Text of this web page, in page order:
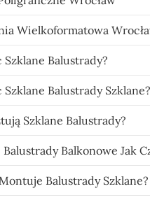
Wielkoformatowa
Szklane Balustrady?
Szklane Balustrady Szklane?
Szklane Balustrady?
Balustrady Balkonowe Jak
Balustrady Szklane?